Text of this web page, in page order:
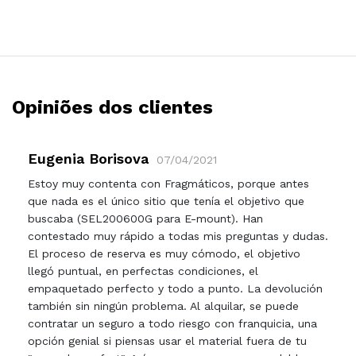
Opiniões dos clientes
Eugenia Borisova
07/04/2021
Estoy muy contenta con Fragmáticos, porque antes
que nada es el único sitio que tenía el objetivo que
buscaba (SEL200600G para E-mount). Han
contestado muy rápido a todas mis preguntas y dudas.
El proceso de reserva es muy cómodo, el objetivo
llegó puntual, en perfectas condiciones, el
empaquetado perfecto y todo a punto. La devolución
también sin ningún problema. Al alquilar, se puede
contratar un seguro a todo riesgo con franquicia, una
opción genial si piensas usar el material fuera de tu